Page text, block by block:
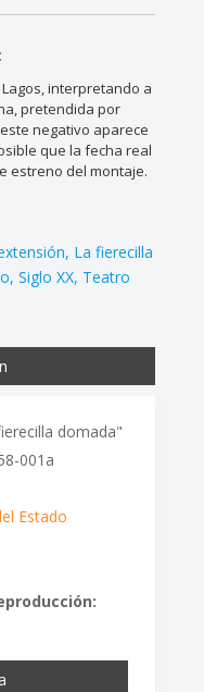
interpretando a
pretendida por
negativo aparece
que la fecha real
estreno del montaje.
La fierecilla
Siglo XX Teatro
domada"
001a
Estado